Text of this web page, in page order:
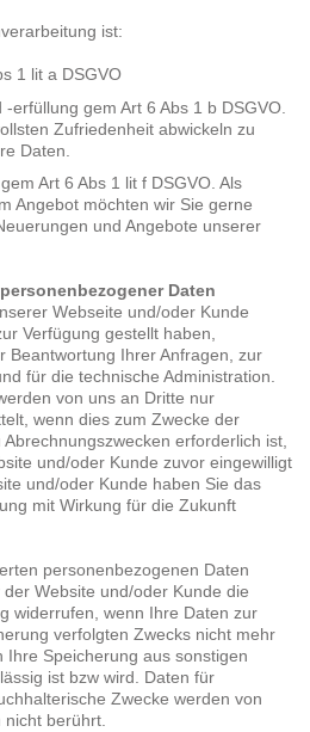
ist:
1 lit a DSGVO
erfüllung gem Art 6 Abs 1 b DSGVO.
Zufriedenheit abwickeln zu
Daten.
Art 6 Abs 1 lit f DSGVO. Als
Angebot möchten wir Sie gerne
und Angebote unserer
Daten
Webseite und/oder Kunde
Verfügung gestellt haben,
Beantwortung Ihrer Anfragen, zur
für die technische Administration.
von uns an Dritte nur
wenn dies zum Zwecke der
erforderlich ist,
und/oder Kunde zuvor eingewilligt
und/oder Kunde haben Sie das
mit Wirkung für die Zukunft
personenbezogenen Daten
Website und/oder Kunde die
widerrufen, wenn Ihre Daten zur
verfolgten Zwecks nicht mehr
Speicherung aus sonstigen
ist bzw wird. Daten für
Zwecke werden von
berührt.